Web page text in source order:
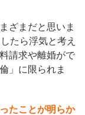
ざまだと思いま
たら浮気と考え
請求や離婚がで
」に限られま
たことが明らか